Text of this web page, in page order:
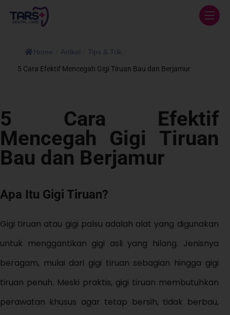
Home Artikel Tips & Trik
5 Cara Efektif Mencegah Gigi Tiruan Bau dan Berjamur
5 Cara Efektif
Mencegah Gigi Tiruan
Bau dan Berjamur
Apa Itu Gigi Tiruan?
Gigi tiruan atau gigi palsu adalah alat yang digunakan
untuk menggantikan gigi asli yang hilang. Jenisnya
beragam, mulai dari gigi tiruan sebagian hingga gigi
tiruan penuh. Meski praktis, gigi tiruan membutuhkan
perawatan khusus agar tetap bersih, tidak berbau,